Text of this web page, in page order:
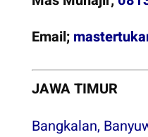
Email;
JAWA TIMUR
Bangkalan,